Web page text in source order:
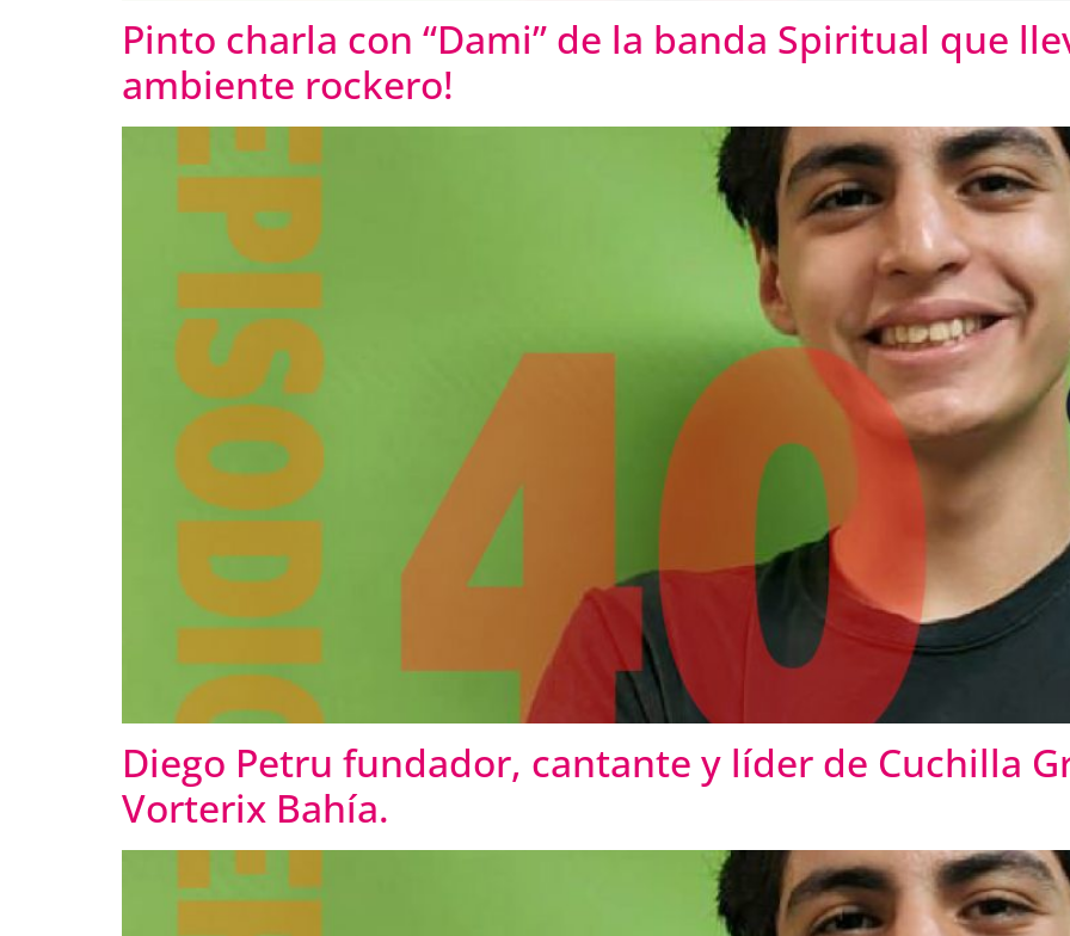
Pinto charla con “Dami” de la banda Spiritual que
ambiente rockero!
Diego Petru fundador, cantante y líder de Cuchilla
Vorterix Bahía.